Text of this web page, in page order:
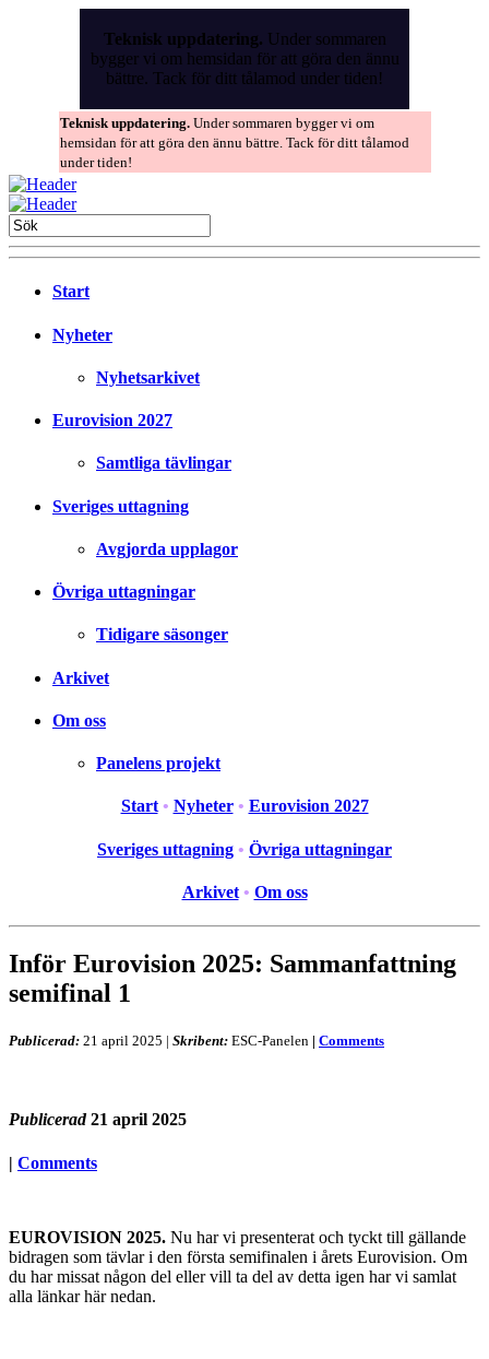
Teknisk uppdatering. Under sommaren
bygger vi om hemsidan för att göra den ännu
bättre. Tack för ditt tålamod under tiden!
Teknisk uppdatering. Under sommaren bygger vi om
hemsidan för att göra den ännu bättre. Tack för ditt tålamod
under tiden!
Start
Nyheter
Nyhetsarkivet
Eurovision 2027
Samtliga tävlingar
Sveriges uttagning
Avgjorda upplagor
Övriga uttagningar
Tidigare säsonger
Arkivet
Om oss
Panelens projekt
Start • Nyheter • Eurovision 2027
Sveriges uttagning • Övriga uttagningar
Arkivet • Om oss
Inför Eurovision 2025: Sammanfattning
semifinal 1
Publicerad: 21 april 2025 | Skribent: ESC-Panelen | Comments
Publicerad 21 april 2025
| Comments
EUROVISION 2025. Nu har vi presenterat och tyckt till gällande
bidragen som tävlar i den första semifinalen i årets Eurovision. Om
du har missat någon del eller vill ta del av detta igen har vi samlat
alla länkar här nedan.